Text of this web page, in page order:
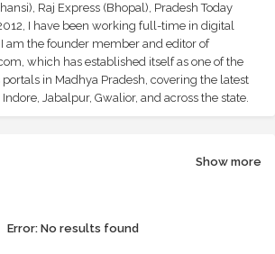
Raj Express (Bhopal), Pradesh Today
I have been working full-time in digital
am the founder member and editor of
which has established itself as one of the
in Madhya Pradesh, covering the latest
Jabalpur, Gwalior, and across the state.
Show more
Error: No results found